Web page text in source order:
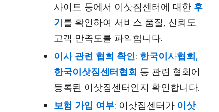
사이트 등에서 이삿짐센터에 대한 후
기를 확인하여 서비스 품질, 신뢰도,
고객 만족도를 파악합니다.
이사 관련 협회 확인: 한국이사협회,
한국이삿짐센터협회 등 관련 협회에
등록된 이삿짐센터인지 확인합니다.
보험 가입 여부: 이삿짐센터가 이삿